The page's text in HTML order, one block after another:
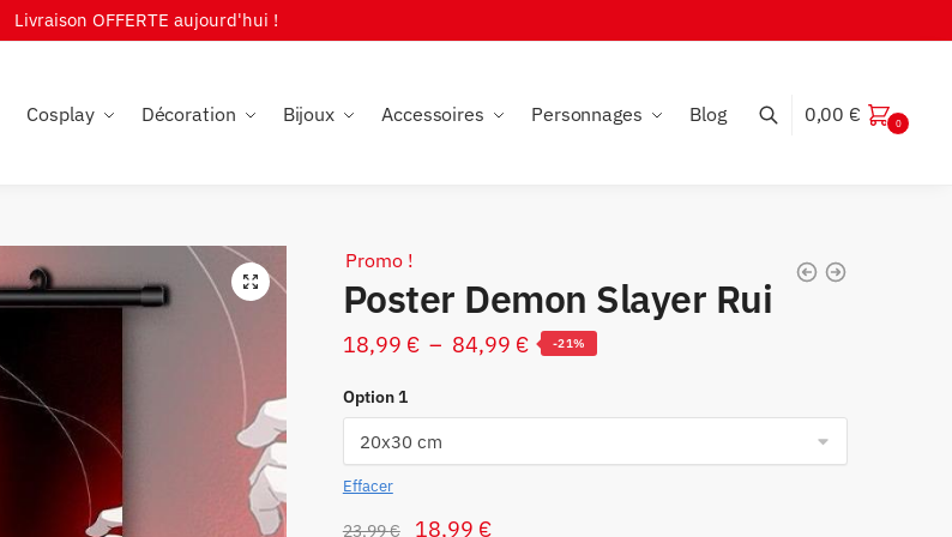
Livraison OFFERTE aujourd'hui !
Cosplay Décoration Bijoux Accessoires Personnages Blog 0,00 € 0
🔍
Promo !
Poster Demon Slayer Rui
18,99 € – 84,99 €Plage
prix :
-21%
Option 1
Effacer
23,99€
Le
18,99 €Le